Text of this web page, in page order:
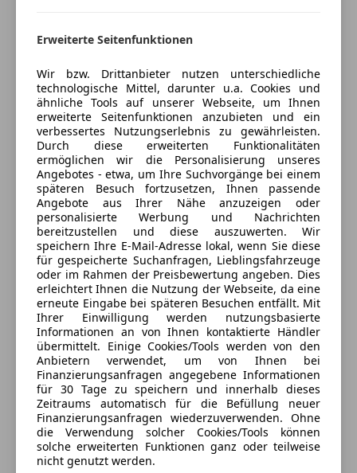
Kontakt
Gerald Taferner Leonie Egger
Alle Fahrzeuge des Anbieters
Anbieter kontaktieren
Deine Nachricht
Eintauschwagen: Kaufen und verkaufen in nur einem
Schritt
Ich möchte mein Auto in Zahlung geben
Erweiterte Seitenfunktionen
Wir bzw. Drittanbieter nutzen unterschiedliche
technologische Mittel, darunter u.a. Cookies und
ähnliche Tools auf unserer Webseite, um Ihnen
erweiterte Seitenfunktionen anzubieten und ein
verbessertes Nutzungserlebnis zu gewährleisten.
Durch diese erweiterten Funktionalitäten
ermöglichen wir die Personalisierung unseres
Angebotes - etwa, um Ihre Suchvorgänge bei einem
späteren Besuch fortzusetzen, Ihnen passende
Angebote aus Ihrer Nähe anzuzeigen oder
personalisierte Werbung und Nachrichten
bereitzustellen und diese auszuwerten. Wir
speichern Ihre E-Mail-Adresse lokal, wenn Sie diese
für gespeicherte Suchanfragen, Lieblingsfahrzeuge
oder im Rahmen der Preisbewertung angeben. Dies
erleichtert Ihnen die Nutzung der Webseite, da eine
erneute Eingabe bei späteren Besuchen entfällt. Mit
Ihrer Einwilligung werden nutzungsbasierte
Informationen an von Ihnen kontaktierte Händler
übermittelt. Einige Cookies/Tools werden von den
Anbietern verwendet, um von Ihnen bei
Finanzierungsanfragen angegebene Informationen
für 30 Tage zu speichern und innerhalb dieses
Zeitraums automatisch für die Befüllung neuer
Finanzierungsanfragen wiederzuverwenden. Ohne
die Verwendung solcher Cookies/Tools können
solche erweiterten Funktionen ganz oder teilweise
nicht genutzt werden.